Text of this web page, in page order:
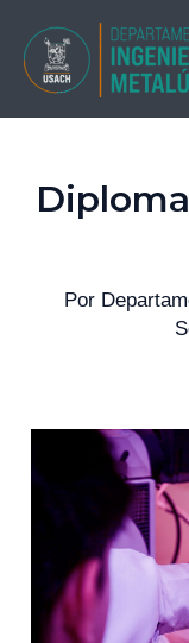
contenido
Por